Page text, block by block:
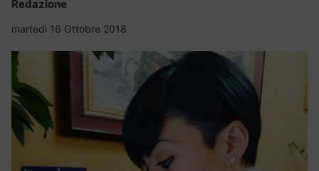
Redazione
martedì 16 Ottobre 2018